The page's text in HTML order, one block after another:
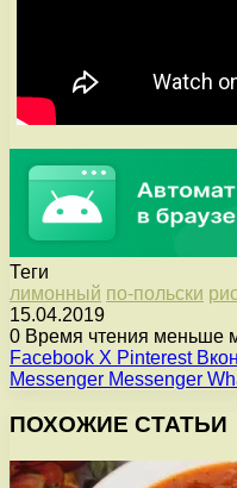
Теги
лимонный по-польски
15.04.2019
0 Время чтения меньше
Facebook X Pinterest
Messenger Messenger
ПОХОЖИЕ СТАТЬИ